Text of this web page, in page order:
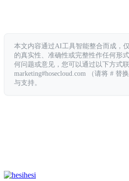
本文内容通过AI工具智能整合而成，
的真实性、准确性或完整性作任何形
何问题或意见，您可以通过以下方式
marketing#hosecloud.com （请将 # 替
与支持。
hesi